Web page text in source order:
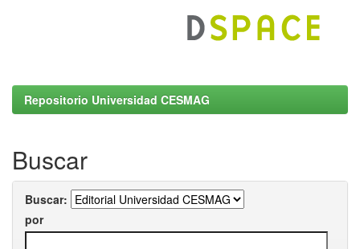
Repositorio Universidad CESMAG
Buscar
Buscar:
por